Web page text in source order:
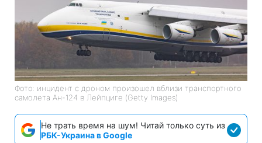
Фото: инцидент с дроном произошел вблизи транспортного
самолета Ан-124 в Лейпциге (Getty Images)
Не трать время на шум! Читай только суть из
РБК-Украина в Google